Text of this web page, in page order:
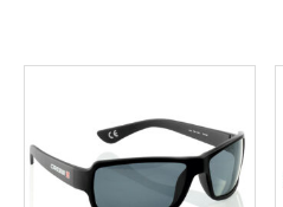
2,50 €
2,65 €